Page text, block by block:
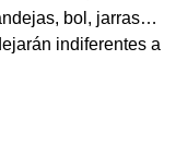
bol, jarras…
indiferentes a